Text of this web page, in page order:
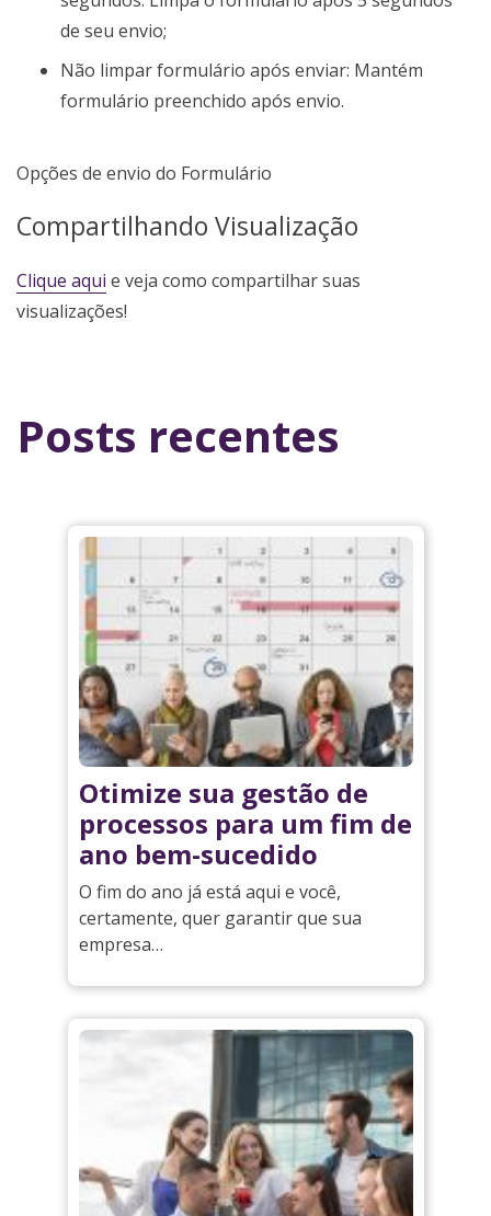
de seu envio;
Não limpar formulário após enviar: Mantém
formulário preenchido após envio.
Opções de envio do Formulário
Compartilhando Visualização
Clique aqui e veja como compartilhar suas
visualizações!
Posts recentes
Otimize sua gestão de
processos para um fim de
ano bem-sucedido
O fim do ano já está aqui e você,
certamente, quer garantir que sua
empresa…